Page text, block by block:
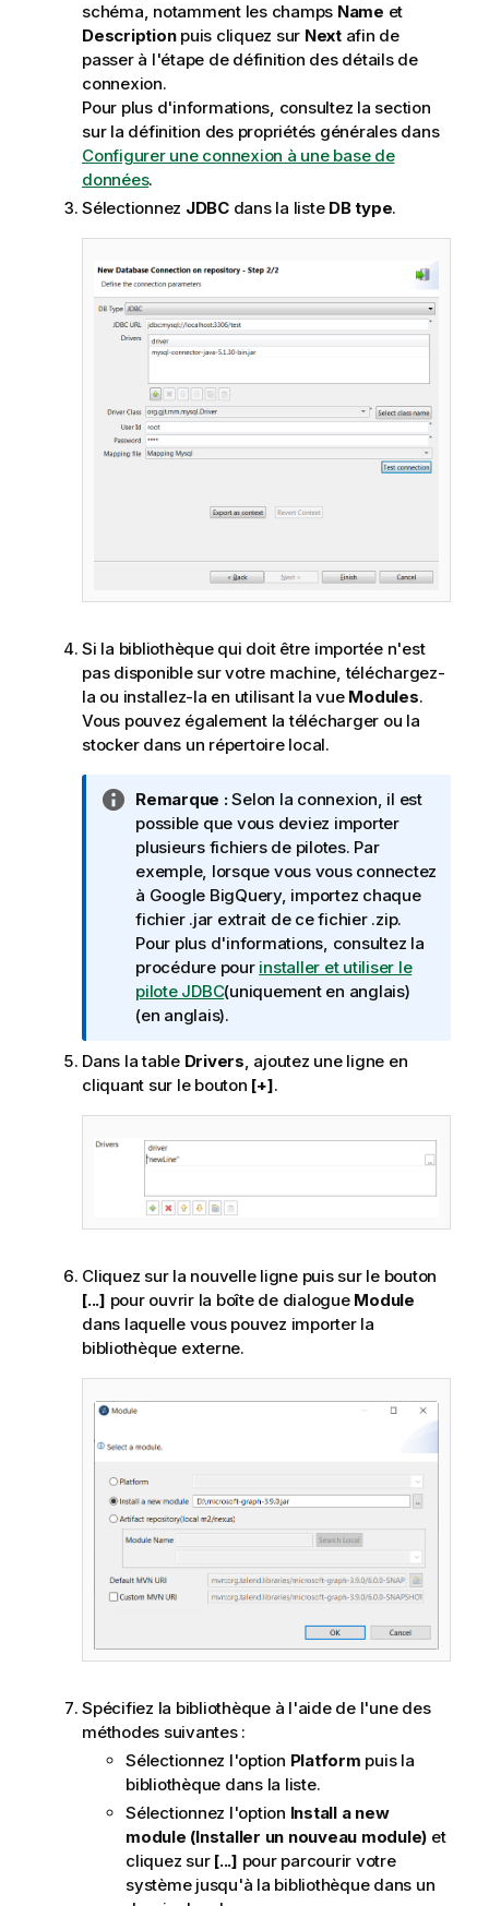
schéma, notamment les champs Name et
Descriptionpuis cliquez sur Nextafin de
passer à l'étape de définition des détails de
connexion.
Pour plus d'informations, consultez la section
sur la définition des propriétés générales dans
Configurer une connexion à une base de
données.
Sélectionnez JDBCdans la liste DB type.
Si la bibliothèque qui doit être importée n'est
pas disponible sur votre machine, téléchargez-
la ou installez-la en utilisant la vue Modules.
Vous pouvez également la télécharger ou la
stocker dans un répertoire local.
N
o
t
e
I
n
f
o
r
m
t
i
o
n
Remarque :Selon la connexion, il est
possible que vous deviez importer
plusieurs fichiers de pilotes. Par
exemple, lorsque vous vous connectez
à Google BigQuery, importez chaque
fichier .jar extrait de ce fichier .zip.
Pour plus d'informations, consultez la
procédure pour installer et utiliser le
pilote JDBC(uniquement en anglais)
(en anglais).
Dans la table Drivers, ajoutez une ligne en
cliquant sur le bouton [+].
Cliquez sur la nouvelle ligne puis sur le bouton
[...] pour ouvrir la boîte de dialogue Module
dans laquelle vous pouvez importer la
bibliothèque externe.
Spécifiez la bibliothèque à l'aide de l'une des
méthodes suivantes :
Sélectionnez l'option Platform puis la
bibliothèque dans la liste.
Sélectionnez l'option Install a new
module (Installer un nouveau module) et
cliquez sur [...] pour parcourir votre
système jusqu'à la bibliothèque dans un